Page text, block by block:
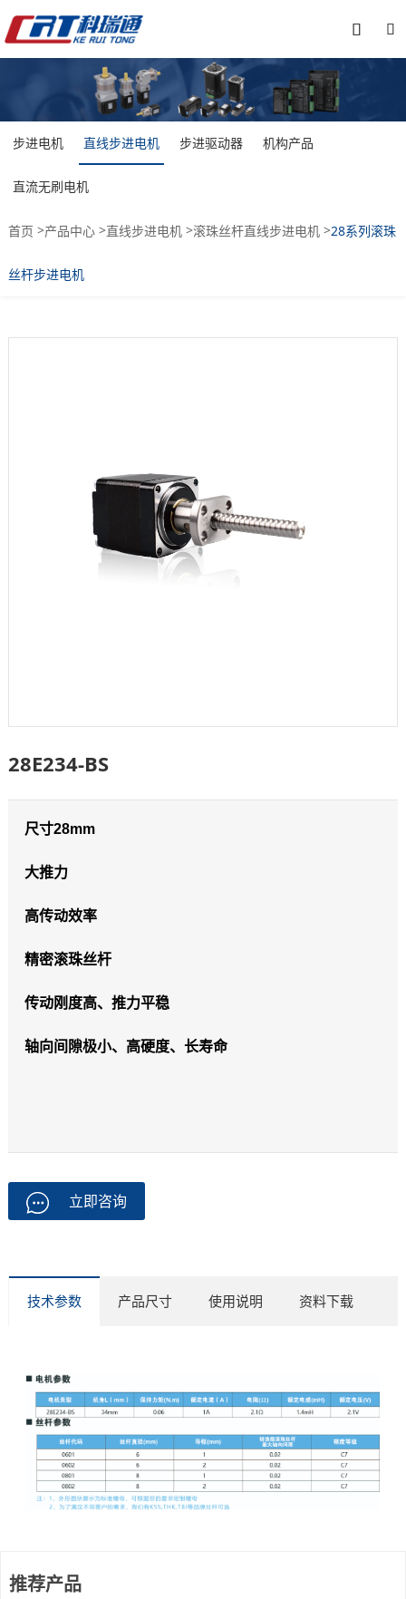


步进电机 直线步进电机 步进驱动器 机构产品
直流无刷电机
首页 >产品中心>直线步进电机>滚珠丝杆直线步进电机>28系列滚珠
丝杆步进电机
28E234-BS
尺寸28mm
大推力
高传动效率
精密滚珠丝杆
传动刚度高、推力平稳
轴向间隙极小、高硬度、长寿命
立即咨询
技术参数 产品尺寸 使用说明 资料下载
推荐产品